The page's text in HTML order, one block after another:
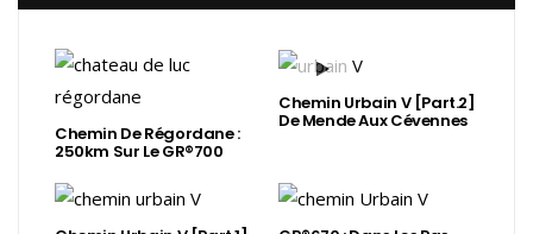
Chemin De Régordane :
250km Sur Le GR®700
Chemin Urbain V [Part.2]
De Mende Aux Cévennes